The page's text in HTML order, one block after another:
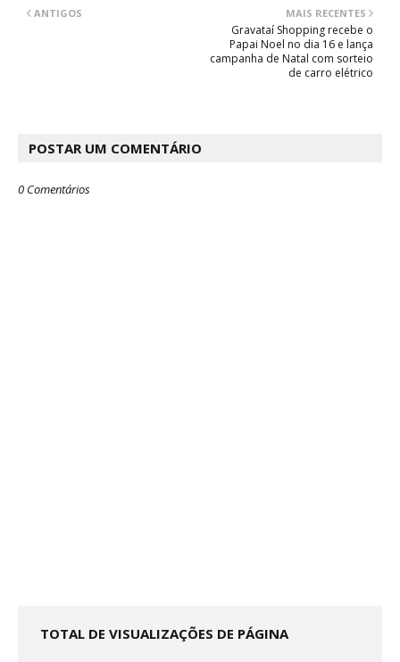
MAIS RECENTES
Gravataí Shopping recebe o
Papai Noel no dia 16 e lança
campanha de Natal com sorteio
de carro elétrico
ANTIGOS
POSTAR UM COMENTÁRIO
0 Comentários
TOTAL DE VISUALIZAÇÕES DE PÁGINA